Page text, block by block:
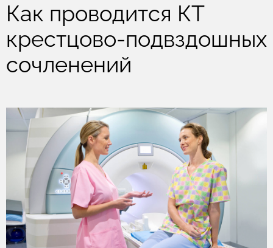
Как проводится КТ
крестцово-подвздошных
сочленений